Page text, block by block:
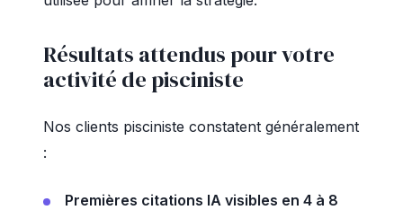
Résultats attendus pour votre
activité de pisciniste
Nos clients pisciniste constatent généralement
:
Premières citations IA visibles en 4 à 8